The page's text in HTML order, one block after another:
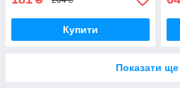
Купити
Показати ще